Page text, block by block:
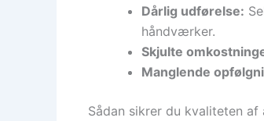
Dårlig udførelse:
håndværker.
Skjulte
Manglende
Sådan sikrer du kvaliteten af